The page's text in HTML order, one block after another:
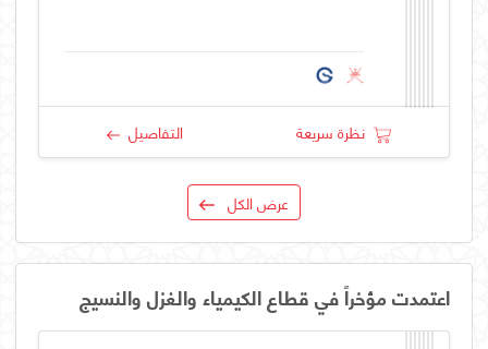
نظرة سريعة التفاصيل
عرض الكل
اعتمدت مؤخراً في قطاع الكيمياء والغزل والنسيج